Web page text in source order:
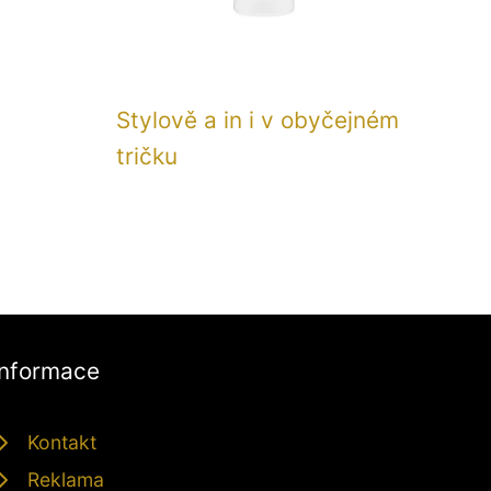
Stylově a in i v obyčejném
tričku
Kontakt
Reklama